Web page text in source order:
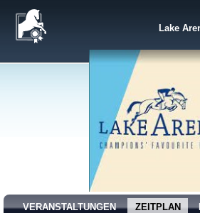
Lake
VERANSTALTUNGEN ZEITPLAN